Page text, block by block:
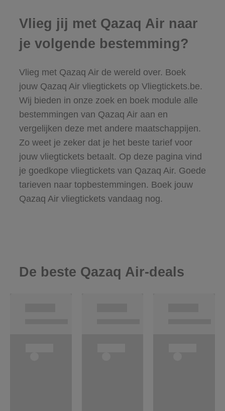
Vlieg jij met Qazaq Air naar
je volgende bestemming?
Vlieg met Qazaq Air de wereld over. Boek
jouw Qazaq Air vliegtickets op Vliegtickets.be.
Wij bieden in onze zoek en boek module alle
bestemmingen van Qazaq Air aan en
vergelijken deze met andere maatschappijen.
Zo weet je zeker dat je het beste tarief voor
jouw vliegtickets betaalt. Op deze pagina vind
je goedkope vliegtickets van Qazaq Air. Goede
tarieven naar topbestemmingen. Boek jouw
Qazaq Air vliegtickets vandaag nog.
De beste Qazaq Air-deals